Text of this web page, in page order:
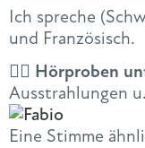
Ich spreche
und Französisch.
👇🏻 Hörproben
Ausstrahlungen
Eine Stimme